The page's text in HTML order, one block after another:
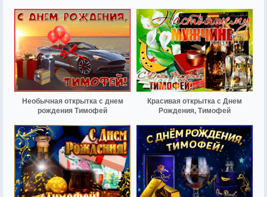
Необычная открытка с днем
рождения Тимофей
Красивая открытка с Днем
Рождения, Тимофей